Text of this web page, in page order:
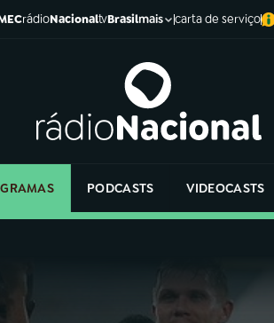
rádioNacionaltvBrasilmais carta de serviço
PODCASTS VIDEOCASTS